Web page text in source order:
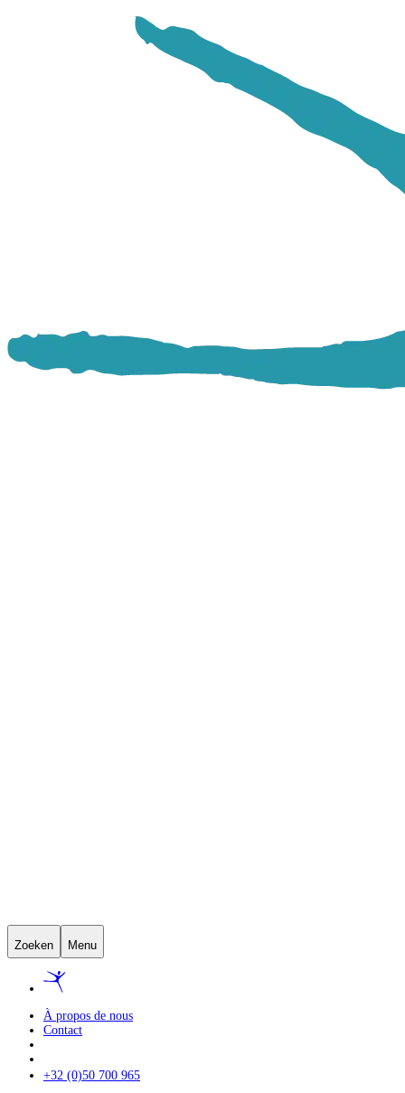
Zoeken Menu
À propos de nous
Contact
+32 (0)50 700 965